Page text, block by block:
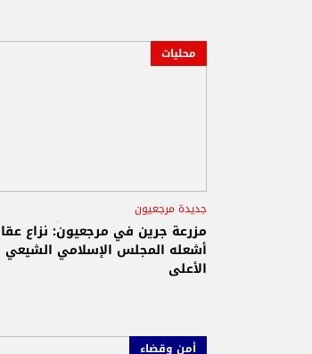
محليات
جديدة مرجعيون
المجلس الشرعي الإسلامي الأعلى
مزرعة جرين في مرجعيون: نزاع
أشعله المجلس الإسلامي الشيعي
الأعلى
أمن وقضاء